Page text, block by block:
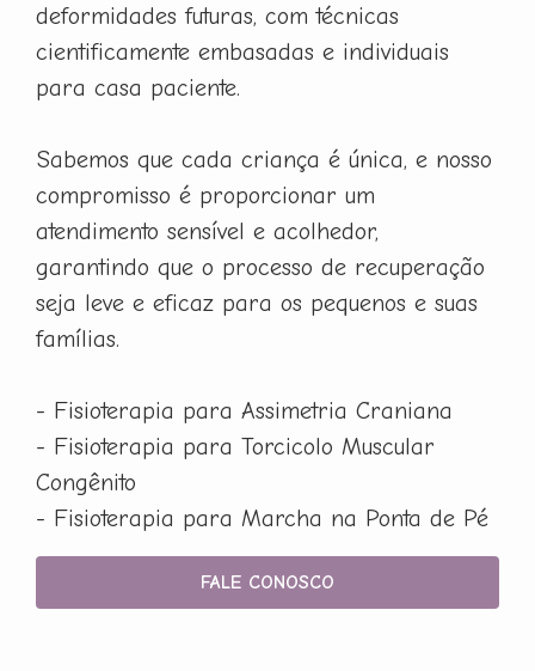
deformidades futuras, com técnicas
cientificamente embasadas e individuais
para casa paciente.
Sabemos que cada criança é única, e nosso
compromisso é proporcionar um
atendimento sensível e acolhedor,
garantindo que o processo de recuperação
seja leve e eficaz para os pequenos e suas
famílias.
- Fisioterapia para Assimetria Craniana
- Fisioterapia para Torcicolo Muscular
Congênito
- Fisioterapia para Marcha na Ponta de Pé
FALE CONOSCO